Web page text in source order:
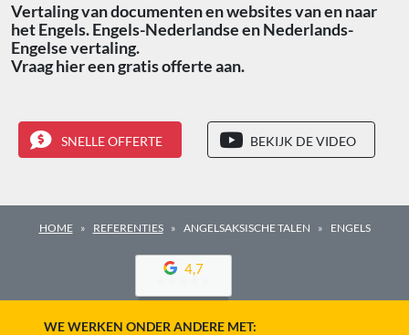
Vertaling van documenten en websites van en naar
het Engels. Engels-Nederlandse en Nederlands-
Engelse vertaling.
Vraag hier een gratis offerte aan.
SNELLE OFFERTE BEKIJK DE VIDEO
HOME REFERENTIES ANGELSAKSISCHE TALEN ENGELS
4,7
WE WERKEN ONDER ANDERE MET: